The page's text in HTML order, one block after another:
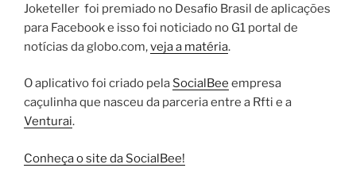
Joketeller foi premiado no Desafio Brasil de aplicações
para Facebook e isso foi noticiado no G1 portal de
notícias da globo.com,veja a matéria.
O aplicativo foi criado pela SocialBee empresa
caçulinha que nasceu da parceria entre a Rfti e a
Venturai.
Conheça o site da SocialBee!